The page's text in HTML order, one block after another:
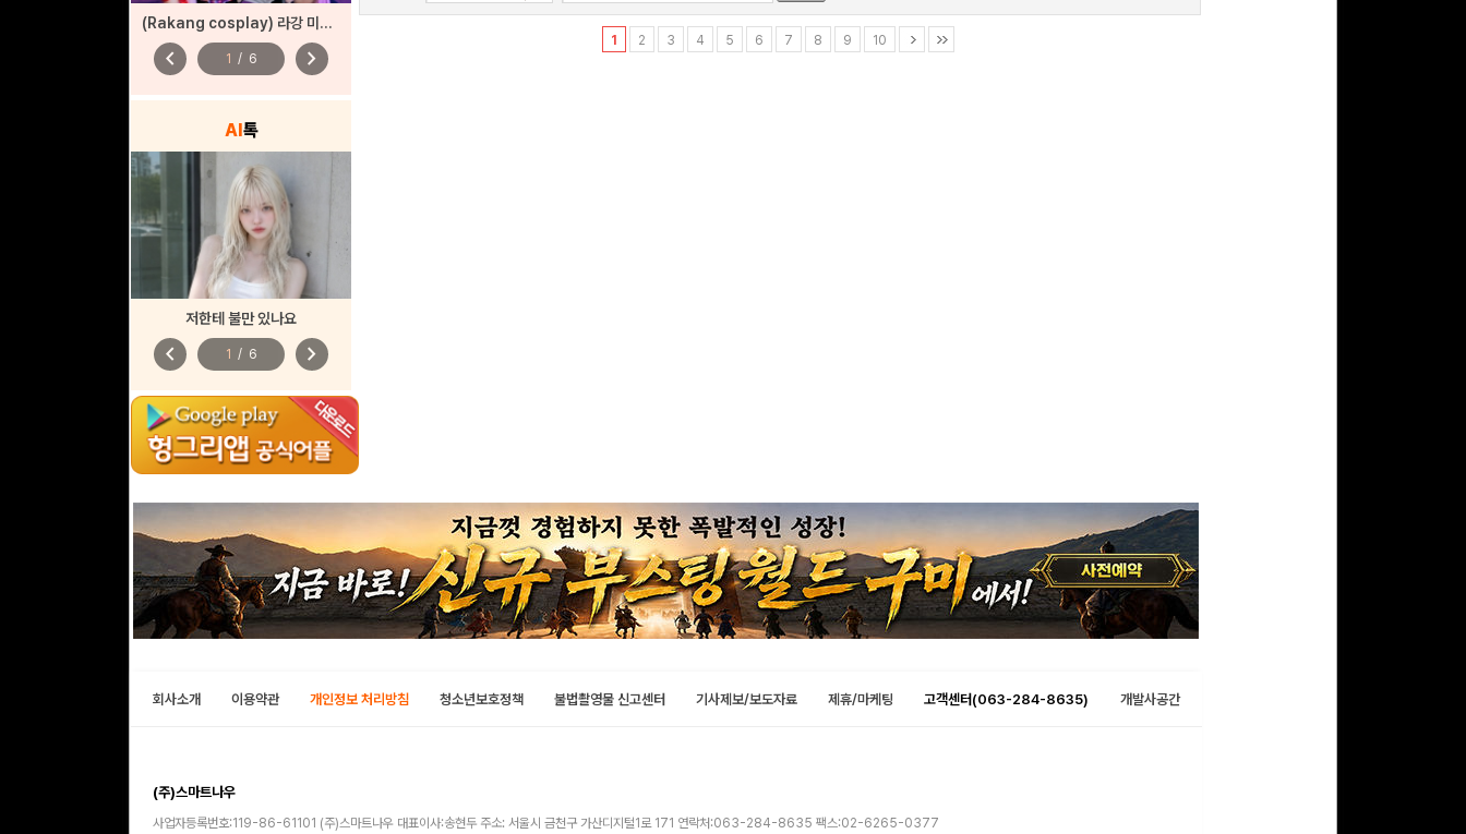
(Rakang cosplay) 라강 미쿠 코스프레
chevron_left 1 / 6 chevron_right
AI톡
저한테 불만 있나요
chevron_left 1 / 6 chevron_right
1 2 3 4 5 6 7 8 9 10
회사소개 이용약관 개인정보 처리방침 청소년보호정책 불법촬영물 신고센터 기사제보/보도자료 제휴/마케팅 고객센터(063-284-8635) 개발사공간
(주)스마트나우
사업자등록번호:119-86-61101 (주)스마트나우 대표이사:송현두 주소: 서울시 금천구 가산디지털1로 171 연락처:063-284-8635 팩스:02-6265-0377